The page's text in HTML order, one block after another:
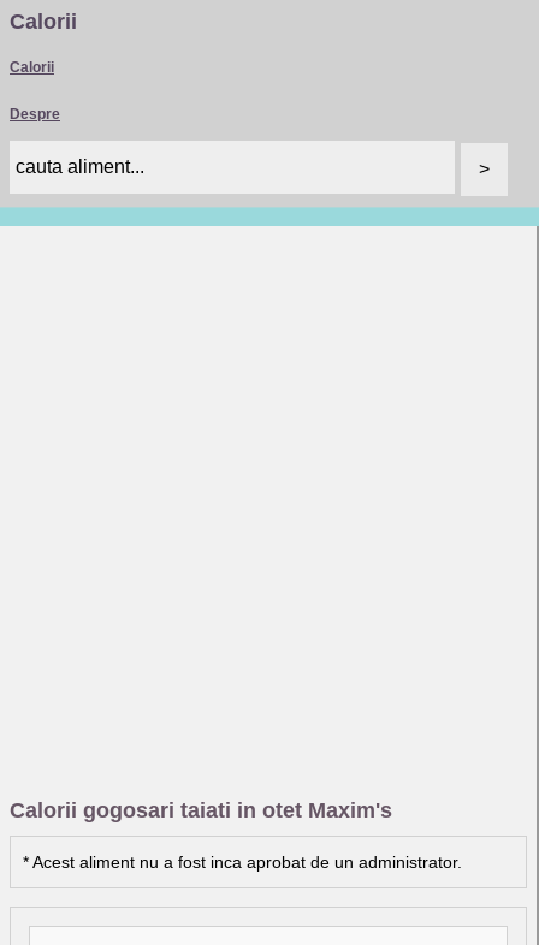
Calorii
Calorii
Despre
Calorii gogosari taiati in otet Maxim's
* Acest aliment nu a fost inca aprobat de un administrator.